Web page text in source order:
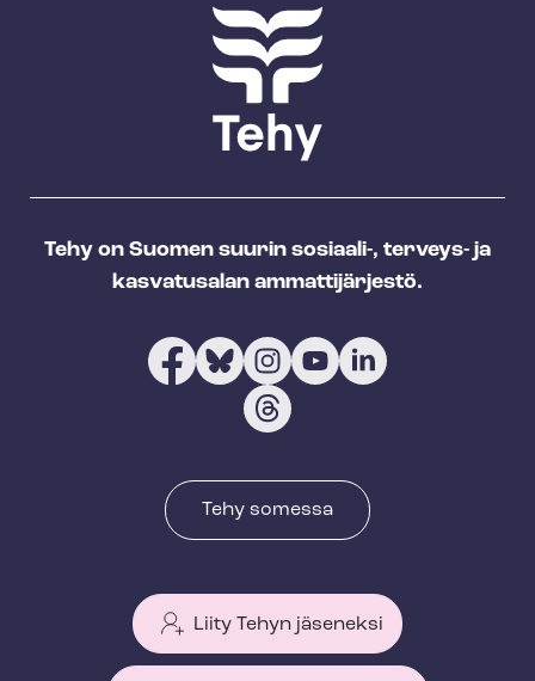
Tehy on Suomen suurin sosiaali-, terveys- ja
kasvatusalan ammattijärjestö.
Tehy somessa
Liity Tehyn jäseneksi